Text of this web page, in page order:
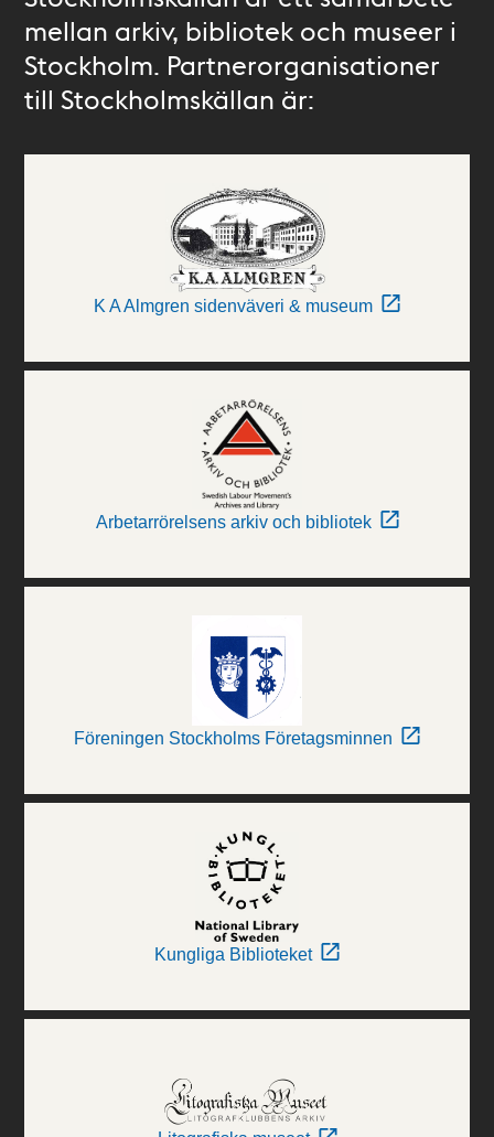
mellan arkiv, bibliotek och museer i
Stockholm. Partnerorganisationer
till Stockholmskällan är:
K A Almgren sidenväveri & museum
Arbetarrörelsens arkiv och bibliotek
Föreningen Stockholms Företagsminnen
Kungliga Biblioteket